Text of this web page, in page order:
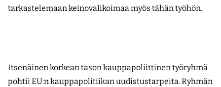
tarkastelemaan keinovalikoimaa myös tähän työhön.
Itsenäinen korkean tason kauppapoliittinen työryhmä
pohtii EU:n kauppapolitiikan uudistustarpeita. Ryhmän